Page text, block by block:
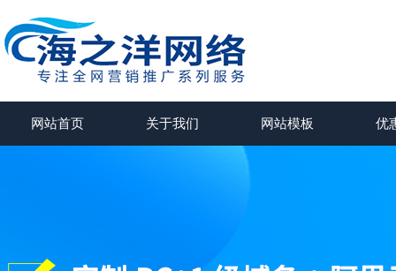
网站首页 关于我们 网站模板 优